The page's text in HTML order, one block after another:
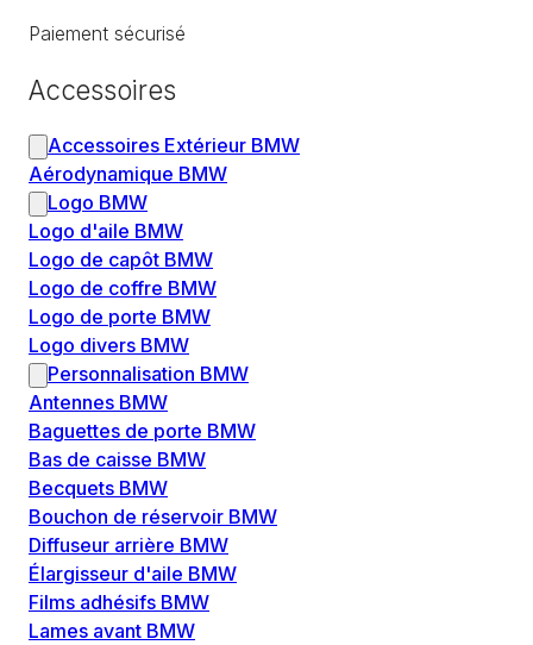
Paiement sécurisé
Accessoires
Accessoires Extérieur BMW
Aérodynamique BMW
Logo BMW
Logo d'aile BMW
Logo de capôt BMW
Logo de coffre BMW
Logo de porte BMW
Logo divers BMW
Personnalisation BMW
Antennes BMW
Baguettes de porte BMW
Bas de caisse BMW
Becquets BMW
Bouchon de réservoir BMW
Diffuseur arrière BMW
Élargisseur d'aile BMW
Films adhésifs BMW
Lames avant BMW